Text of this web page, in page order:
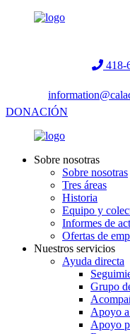
418-
DONACIÓN
Sobre nosotras
Sobre nosotras
Tres áreas
Historia
Equipo y
Informes de
Ofertas de
Nuestros servicios
Ayuda directa
Grupo
Apoyo
Apoyo